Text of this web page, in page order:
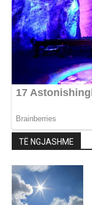
TË NGJASHME